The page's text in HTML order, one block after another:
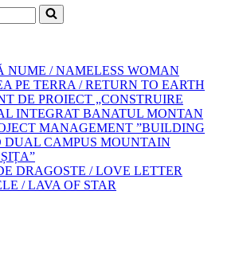
NUME / NAMELESS WOMAN
PE TERRA / RETURN TO EARTH
DE PROIECT „CONSTRUIRE
INTEGRAT BANATUL MONTAN
MANAGEMENT ”BUILDING
DUAL CAMPUS MOUNTAIN
DRAGOSTE / LOVE LETTER
/ LAVA OF STAR